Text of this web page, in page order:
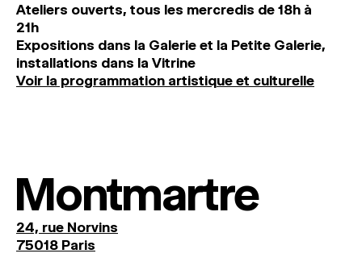
Ateliers ouverts, tous les mercredis de 18h à
21h
Expositions dans la Galerie et la Petite Galerie,
installations dans la Vitrine
Voir la programmation artistique et culturelle
Montmartre
24, rue Norvins
75018 Paris